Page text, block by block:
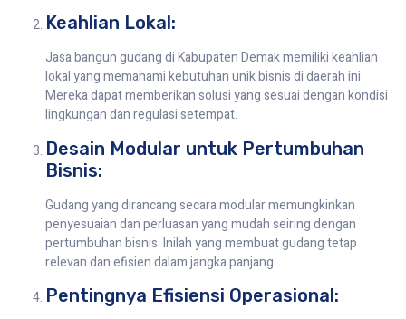
Keahlian Lokal:
Jasa bangun gudang di Kabupaten Demak memiliki keahlian
lokal yang memahami kebutuhan unik bisnis di daerah ini.
Mereka dapat memberikan solusi yang sesuai dengan kondisi
lingkungan dan regulasi setempat.
Desain Modular untuk Pertumbuhan
Bisnis:
Gudang yang dirancang secara modular memungkinkan
penyesuaian dan perluasan yang mudah seiring dengan
pertumbuhan bisnis. Inilah yang membuat gudang tetap
relevan dan efisien dalam jangka panjang.
Pentingnya Efisiensi Operasional: